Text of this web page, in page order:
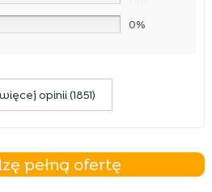
0%
opinii (1851)
pełną ofertę